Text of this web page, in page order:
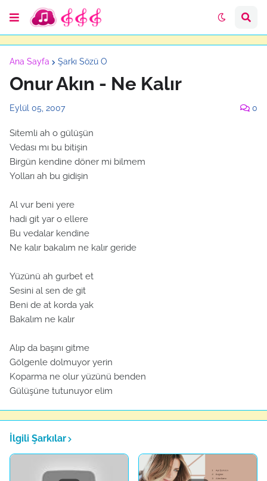
Ana Sayfa Şarkı Sözü O
Onur Akın - Ne Kalır
Eylül 05, 2007 0
Sitemli ah o gülüşün
Vedası mı bu bitişin
Birgün kendine döner mi bilmem
Yolları ah bu gidişin
Al vur beni yere
hadi git yar o ellere
Bu vedalar kendine
Ne kalır bakalım ne kalır geride
Yüzünü ah gurbet et
Sesini al sen de git
Beni de at korda yak
Bakalım ne kalır
Alıp da başını gitme
Gölgenle dolmuyor yerin
Koparma ne olur yüzünü benden
Gülüşüne tutunuyor elim
İlgili Şarkılar